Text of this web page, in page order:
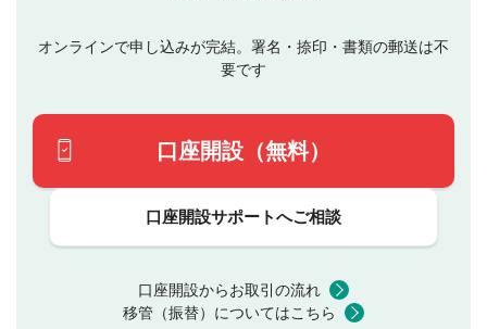
オンラインで申し込みが完結。署名・捺印・書類の郵送は不
要です
口座開設（無料）
口座開設サポートへご相談
口座開設からお取引の流れ
移管（振替）についてはこちら